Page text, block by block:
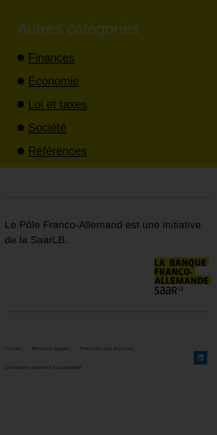
Autres catégories
Finances
Économie
Loi et taxes
Société
Références
Le Pôle Franco-Allemand est une initiative
de la SaarLB.
Contact Mentions légales Protection des données
Déclaration relative à l’accessibilité